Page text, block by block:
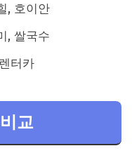
, 호이안
, 쌀국수
터카
교